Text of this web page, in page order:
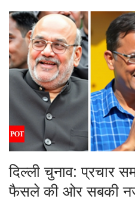
दिल्ली चुनाव: प्रचार
फैसले की ओर सबकी